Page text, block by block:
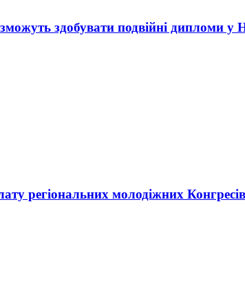
здобувати подвійні дипломи у
регіональних молодіжних